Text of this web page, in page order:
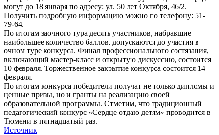
могут до 18 января по адресу: ул. 50 лет Октября, 46/2.
Получить подробную информацию можно по телефону: 51-
79-64.
По итогам заочного тура десять участников, набравшие
наибольшее количество баллов, допускаются до участия в
очном туре конкурса. Финал профессионального состязания,
включающий мастер-класс и открытую дискуссию, состоится
10 февраля. Торжественное закрытие конкурса состоится 14
февраля.
По итогам конкурса победители получат не только дипломы и
ценные призы, но и гранты на реализацию своей
образовательной программы. Отметим, что традиционный
педагогический конкурс «Сердце отдаю детям» проводится в
Тюмени в пятнадцатый раз.
Источник